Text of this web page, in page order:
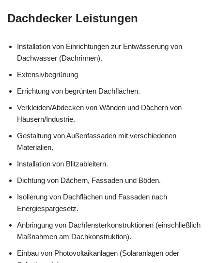
Dachdecker Leistungen
Installation von Einrichtungen zur Entwässerung von
Dachwasser (Dachrinnen).
Extensivbegrünung
Errichtung von begrünten Dachflächen.
Verkleiden/Abdecken von Wänden und Dächern von
Häusern/Industrie.
Gestaltung von Außenfassaden mit verschiedenen
Materialien.
Installation von Blitzableitern.
Dichtung von Dächern, Fassaden und Böden.
Isolierung von Dachflächen und Fassaden nach
Energiespargesetz.
Anbringung von Dachfensterkonstruktionen (einschließlich
Maßnahmen am Dachkonstruktion).
Einbau von Photovoltaikanlagen (Solaranlagen oder